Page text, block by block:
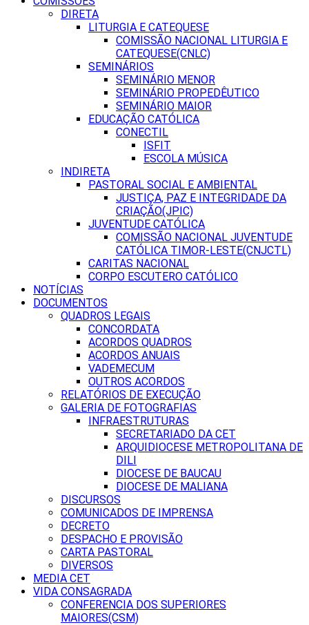
DIRETA
LITURGIA E CATEQUESE
COMISSÃO NACIONAL LITURGIA E
CATEQUESE(CNLC)
SEMINÁRIOS
SEMINÁRIO MENOR
SEMINÁRIO PROPEDÊUTICO
SEMINÁRIO MAIOR
EDUCAÇÃO CATÓLICA
CONECTIL
ISFIT
ESCOLA MÚSICA
INDIRETA
PASTORAL SOCIAL E AMBIENTAL
JUSTIÇA, PAZ E INTEGRIDADE DA
CRIAÇÃO(JPIC)
JUVENTUDE CATÓLICA
COMISSÃO NACIONAL JUVENTUDE
CATÓLICA TIMOR-LESTE(CNJCTL)
CARITAS NACIONAL
CORPO ESCUTERO CATÓLICO
NOTÍCIAS
DOCUMENTOS
QUADROS LEGAIS
CONCORDATA
ACORDOS QUADROS
ACORDOS ANUAIS
VADEMECUM
OUTROS ACORDOS
RELATÓRIOS DE EXECUÇÃO
GALERIA DE FOTOGRAFIAS
INFRAESTRUTURAS
SECRETARIADO DA CET
ARQUIDIOCESE METROPOLITANA DE
DILI
DIOCESE DE BAUCAU
DIOCESE DE MALIANA
DISCURSOS
COMUNICADOS DE IMPRENSA
DECRETO
DESPACHO E PROVISÃO
CARTA PASTORAL
DIVERSOS
MEDIA CET
VIDA CONSAGRADA
CONFERENCIA DOS SUPERIORES
MAIORES(CSM)